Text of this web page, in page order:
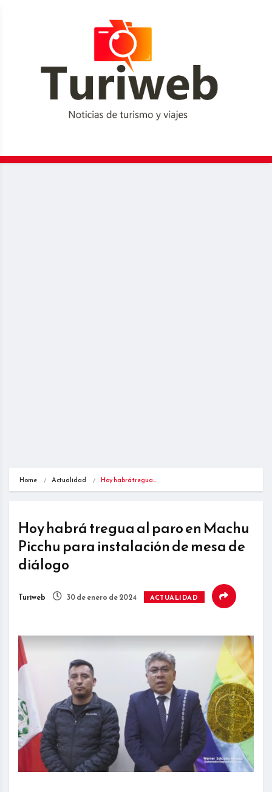
Home Actualidad Hoy habrá tregua…
Hoy habrá tregua al paro en Machu
Picchu para instalación de mesa de
diálogo
Turiweb 30 de enero de 2024 ACTUALIDAD